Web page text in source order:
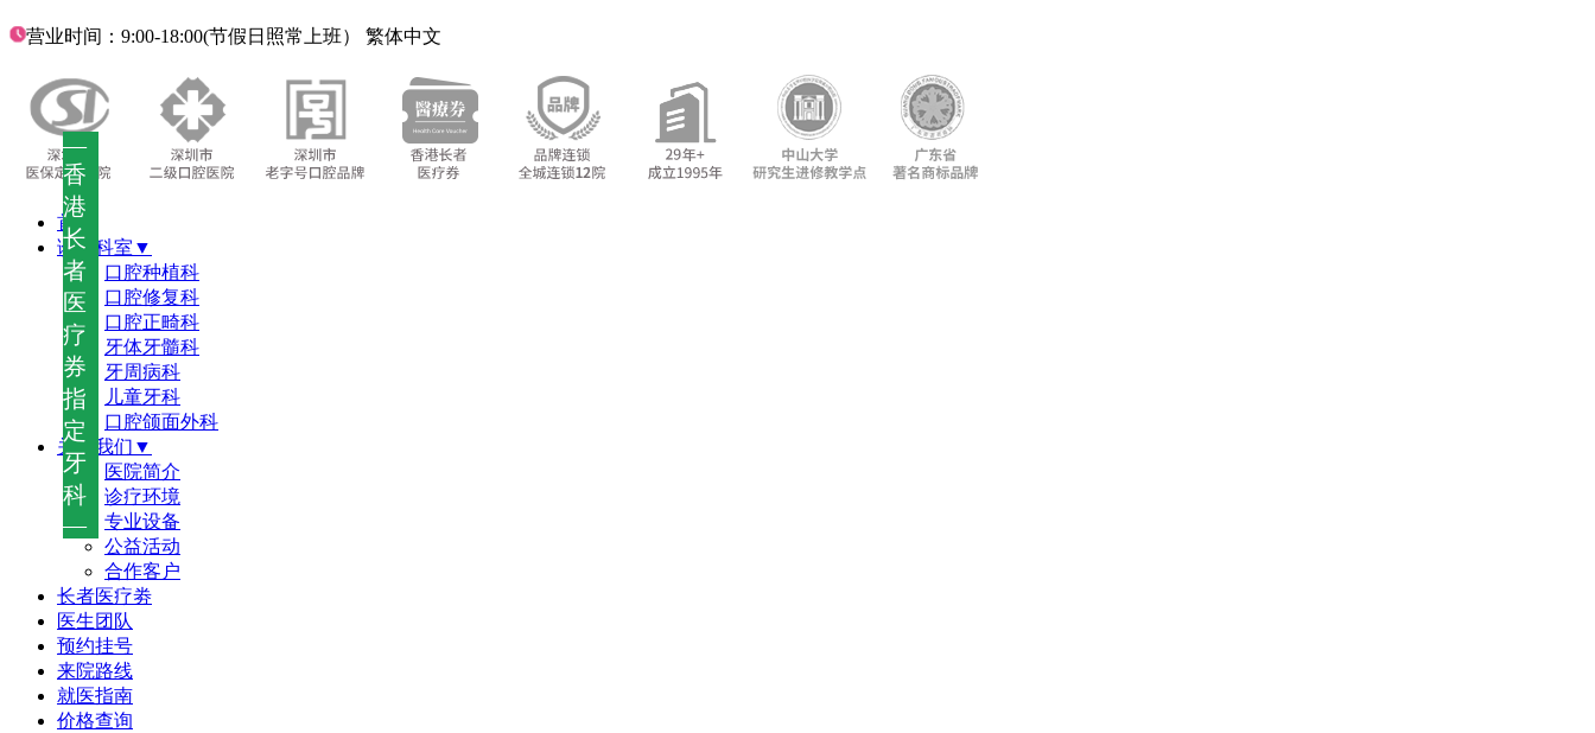
—
香
港
长
者
医
疗
券
指
定
牙
科
—
营业时间：9:00-18:00(节假日照常上班） 繁体中文
首页
诊疗科室▼
口腔种植科
口腔修复科
口腔正畸科
牙体牙髓科
牙周病科
儿童牙科
口腔颌面外科
关于我们▼
医院简介
诊疗环境
专业设备
公益活动
合作客户
长者医疗劵
医生团队
预约挂号
来院路线
就医指南
价格查询